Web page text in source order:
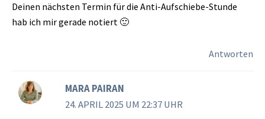
Deinen nächsten Termin für die Anti-Aufschiebe-Stunde
hab ich mir gerade notiert 🙂
Antworten
MARA PAIRAN
24. APRIL 2025 UM 22:37 UHR